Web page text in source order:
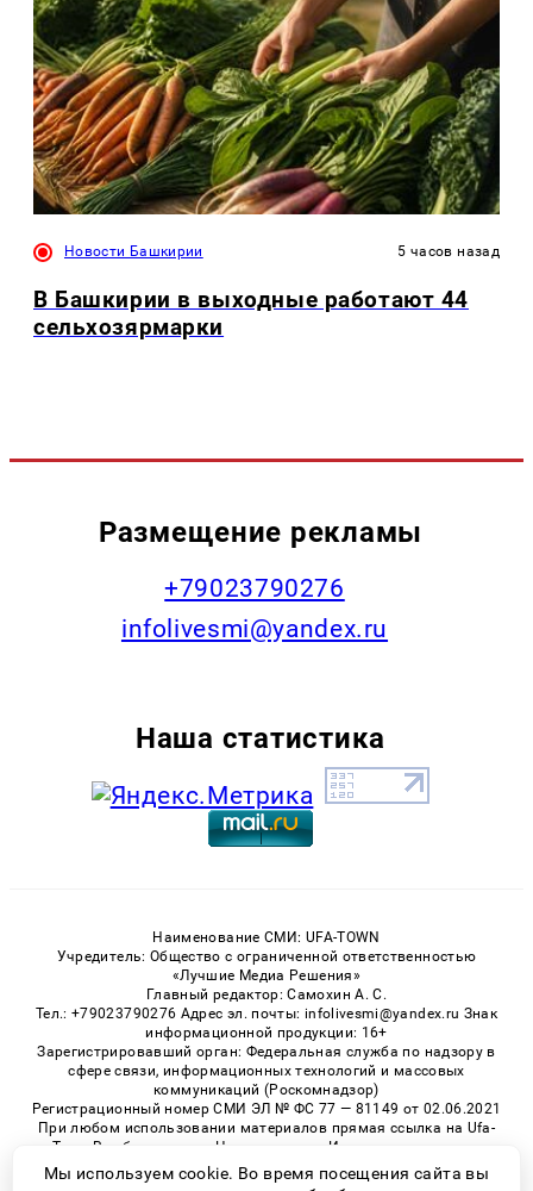
Новости Башкирии 5 часов назад
В Башкирии в выходные работают 44
сельхозярмарки
Размещение рекламы
+79023790276
infolivesmi@yandex.ru
Наша статистика
Наименование СМИ: UFA-TOWN
Учредитель: Общество с ограниченной ответственностью
«Лучшие Медиа Решения»
Главный редактор: Самохин А. С.
Тел.: +79023790276 Адрес эл. почты: infolivesmi@yandex.ru Знак
информационной продукции: 16+
Зарегистрировавший орган: Федеральная служба по надзору в
сфере связи, информационных технологий и массовых
коммуникаций (Роскомнадзор)
Регистрационный номер СМИ ЭЛ № ФС 77 — 81149 от 02.06.2021
При любом использовании материалов прямая ссылка на Ufa-
Town.Ru обязательна. Цитирование в Интернете возможно
только при наличии письменного разрешения.
Мы используем cookie. Во время посещения сайта вы